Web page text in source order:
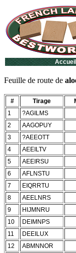
Accueil
Feuille de route de
# Tirage
1
?AGILMS
2
AAGOPUY
3
?AEEOTT
4
AEEILTV
5
AEEIRSU
6
AFLNSTU
7
EIQRRTU
8
AEELNRS
9
HIJMNRU
10
DEIMNPS
11
DEEILUX
12
ABMNNOR